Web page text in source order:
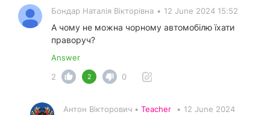
Бондар Наталія Вікторівна • 12 June 2024 15:52
А чому не можна чорному автомобілю їхати
праворуч?
Answer
2
2 0
Антон Вікторович • Teacher • 12 June 2024